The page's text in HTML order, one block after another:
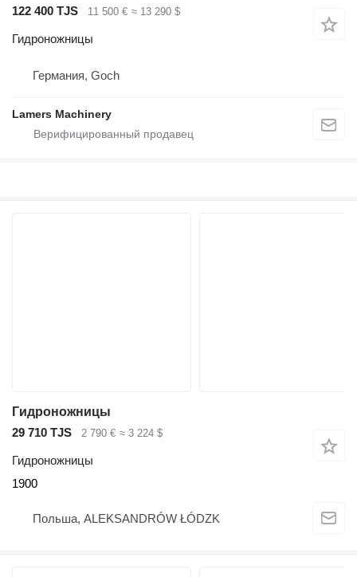
122 400 TJS
11 500 € ≈ 13 290 $
Гидроножницы
Германия, Goch
Lamers Machinery
Гидроножницы
29 710 TJS
2 790 € ≈ 3 224 $
Гидроножницы
1900
Польша, ALEKSANDRÓW ŁÓDZK